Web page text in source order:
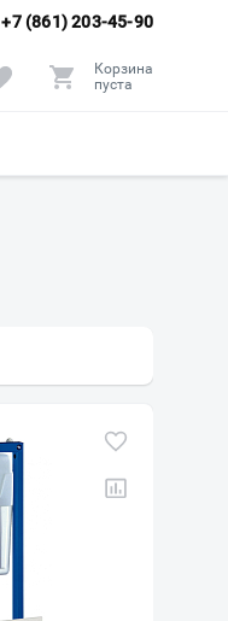
+7 (861) 203-45-90
Корзина
пуста